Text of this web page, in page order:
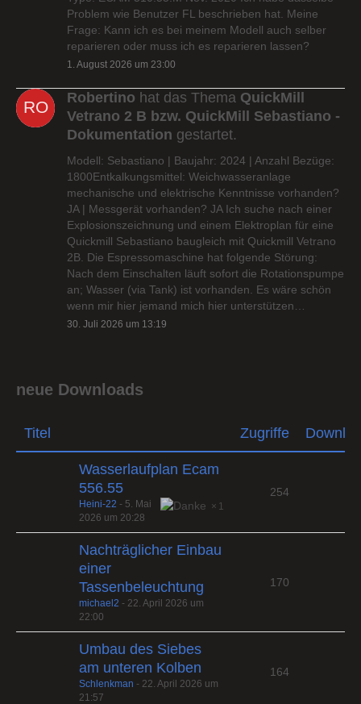
Problem wie Benutzer FL beschrieben hat. Meine
Frage: Kann ich es bei meinem Modell auch selber
reparieren oder muss ich es reparieren lassen?
1. August 2026 um 23:00
Robertino hat das Thema QuickMill
Vetrano 2 B bzw. QuickMill Sebastiano -
Dokumentation gestartet.
Modell: Sebastiano | Baujahr: 2024 | Anzahl Bezüge:
1800Entkalkungsmittel: Weichwasseranlage
mechanische und elektrische Kenntnisse vorhanden?
JA | Messgerät vorhanden? JA Ich suche nach einer
Explosionszeichnung und einem Elektroplan für eine
Quickmill Sebastiano baugleich mit Quickmill Vetrano
2B. Die Espressomaschine hat folgende Störung:
Nach dem Einschalten läuft sofort die Rotationspumpe
an; Wasser (via Tank) ist vorhanden. Es wäre schön
wenn mir hier jemand mich hier unterstützen…
30. Juli 2026 um 13:19
neue Downloads
Titel Zugriffe
Wasserlaufplan Ecam
556.55
1
Heini-22 - 5. Mai
2026 um 20:28
254
Nachträglicher Einbau
einer
Tassenbeleuchtung
michael2 - 22. April 2026 um
22:00
170
Umbau des Siebes
am unteren Kolben
Schlenkman - 22. April 2026 um
21:57
164